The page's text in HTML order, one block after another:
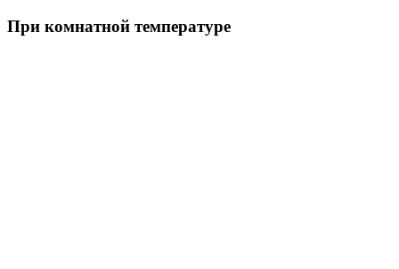
При комнатной температуре